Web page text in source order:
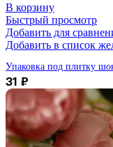
В корзину
Быстрый просмотр
Добавить для
Добавить в список
Упаковка под плитку
31 ₽